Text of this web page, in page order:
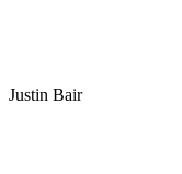
Justin Bair